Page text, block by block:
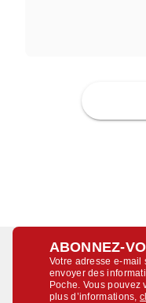
ABONNEZ-
Votre adresse e-
envoyer des
Poche. Vous pouvez
plus d’informations,